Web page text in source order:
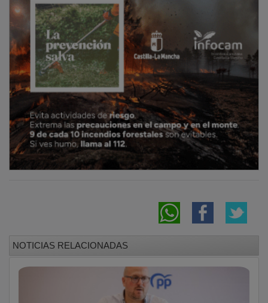
El PP de Guadalajara cuestiona la posición
del PSOE regional y provincial sobre un
adelanto electoral